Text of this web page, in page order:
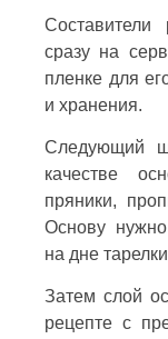
Составители
сразу на
пленке для
и хранения.
Следующий
качестве
пряники,
Основу
на дне
Затем слой
рецепте с